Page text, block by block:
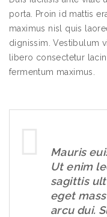
porta. Proin id mattis
maximus nisl quis
dignissim. Vestibulum
libero consectetur
fermentum maximus.
Mauris
Ut enim
sagittis
eget
arcu dui.